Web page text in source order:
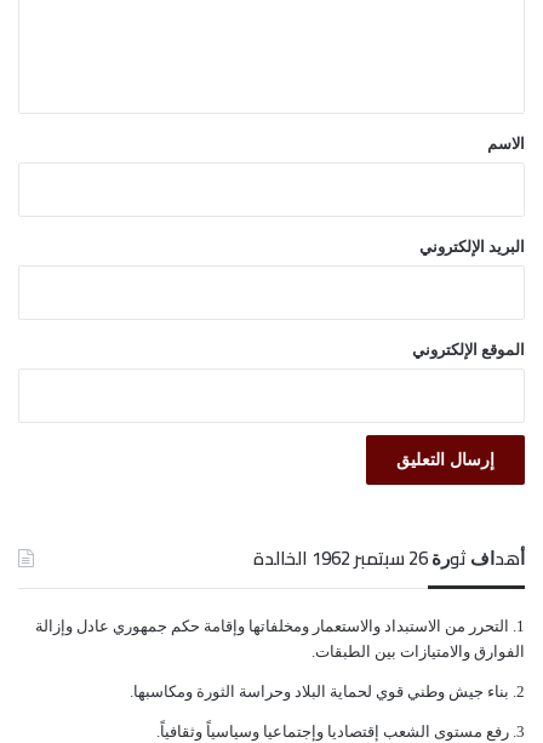
*الاسم
البريد الإلكتروني
الموقع الإلكتروني
ﺃﻫﺪﺍﻑ ﺛﻮﺭﺓ 26 ﺳﺒﺘﻤﺒﺮ 1962 الخالدة
ﺍﻟﺘﺤﺮﺭ ﻣﻦ ﺍﻻﺳﺘﺒﺪﺍﺩ ﻭﺍﻻﺳﺘﻌﻤﺎﺭ ﻭﻣﺨﻠﻔﺎﺗﻬﺎ ﻭﺇﻗﺎﻣﺔ ﺣﻜﻢ ﺟﻤﻬﻮﺭﻱ ﻋﺎﺩﻝ ﻭﺇﺯﺍﻟﺔ
ﺍﻟﻔﻮﺍﺭﻕ ﻭﺍﻻﻣﺘﻴﺎﺯﺍﺕ ﺑﻴﻦ ﺍﻟﻄﺒﻘﺎﺕ.
ﺑﻨﺎﺀ ﺟﻴﺶ ﻭﻃﻨﻲ ﻗﻮﻱ ﻟﺤﻤﺎﻳﺔ ﺍﻟﺒﻼﺩ ﻭﺣﺮﺍﺳﺔ ﺍﻟﺜﻮﺭﺓ ﻭﻣﻜﺎﺳﺒﻬﺎ.
ﺭﻓﻊ ﻣﺴﺘﻮﻯ ﺍﻟﺸﻌﺐ ﺇﻗﺘﺼﺎﺩﻳﺎ ﻭﺇﺟﺘﻤﺎﻋﻴﺎ ﻭﺳﻴﺎﺳﻴﺎً ﻭﺛﻘﺎﻓﻴﺎً.